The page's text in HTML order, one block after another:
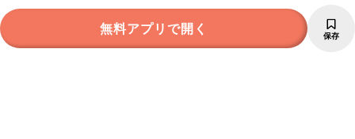
無料アプリで開く 保存